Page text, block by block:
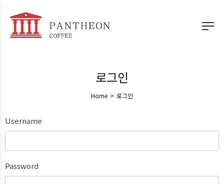
로그인
Home > 로그인
Username
Password